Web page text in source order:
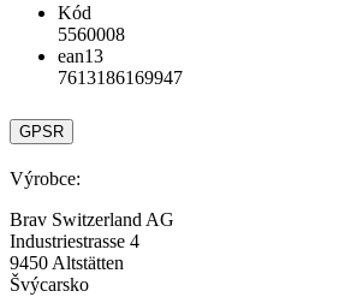
Kód
5560008
ean13
7613186169947
GPSR
Výrobce:
Brav Switzerland AG
Industriestrasse 4
9450 Altstätten
Švýcarsko